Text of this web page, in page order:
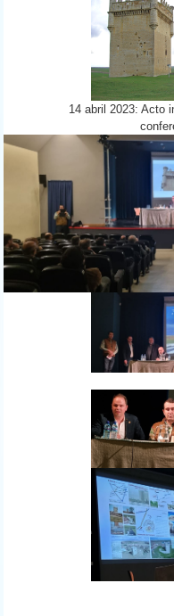
14 abril 2023: Acto
1.jpg